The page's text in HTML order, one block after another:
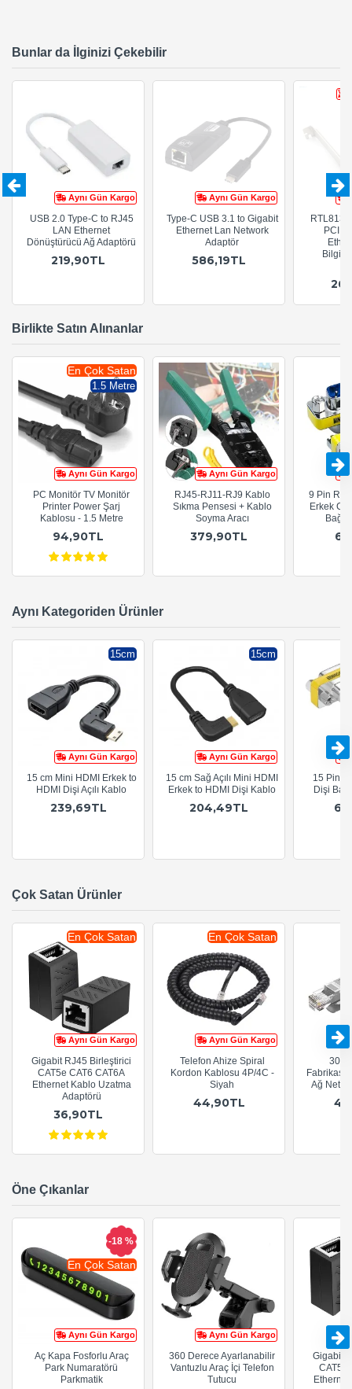
Bunlar da İlginizi Çekebilir
Aynı Gün Kargo
USB 2.0 Type-C to RJ45
LAN Ethernet
Dönüştürücü Ağ Adaptörü
219,90TL
Aynı Gün Kargo
Type-C USB 3.1 to Gigabit
Ethernet Lan Network
Adaptör
586,19TL
PCI
Birlikte Satın Alınanlar
Aynı Gün Kargo
En Çok Satan
1.5 Metre
PC Monitör TV Monitör
Printer Power Şarj
Kablosu - 1.5 Metre
94,90TL
Aynı Gün Kargo
RJ45-RJ11-RJ9 Kablo
Sıkma Pensesi + Kablo
Soyma Aracı
379,90TL
9 Pin RS-
Erkek
Aynı Kategoriden Ürünler
Aynı Gün Kargo
15cm
15 cm Mini HDMI Erkek to
HDMI Dişi Açılı Kablo
239,69TL
Aynı Gün Kargo
15cm
15 cm Sağ Açılı Mini HDMI
Erkek to HDMI Dişi Kablo
204,49TL
15 Pin
Dişi
Çok Satan Ürünler
Aynı Gün Kargo
En Çok Satan
Gigabit RJ45 Birleştirici
CAT5e CAT6 CAT6A
Ethernet Kablo Uzatma
Adaptörü
36,90TL
Aynı Gün Kargo
En Çok Satan
Telefon Ahize Spiral
Kordon Kablosu 4P/4C -
Siyah
44,90TL
Ağ
Öne Çıkanlar
Aynı Gün Kargo
En Çok Satan
-18 %
Aç Kapa Fosforlu Araç
Park Numaratörü
Parkmatik
Aynı Gün Kargo
360 Derece Ayarlanabilir
Vantuzlu Araç İçi Telefon
Tutucu
Gigabit
CAT5e